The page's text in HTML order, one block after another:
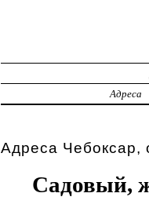
Адреса
Адреса Чебоксар,
Садовый,